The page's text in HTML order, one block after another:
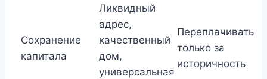
Сохранение
капитала
Ликвидный
адрес,
качественный
дом,
универсальная
Переплачивать
только за
историчность